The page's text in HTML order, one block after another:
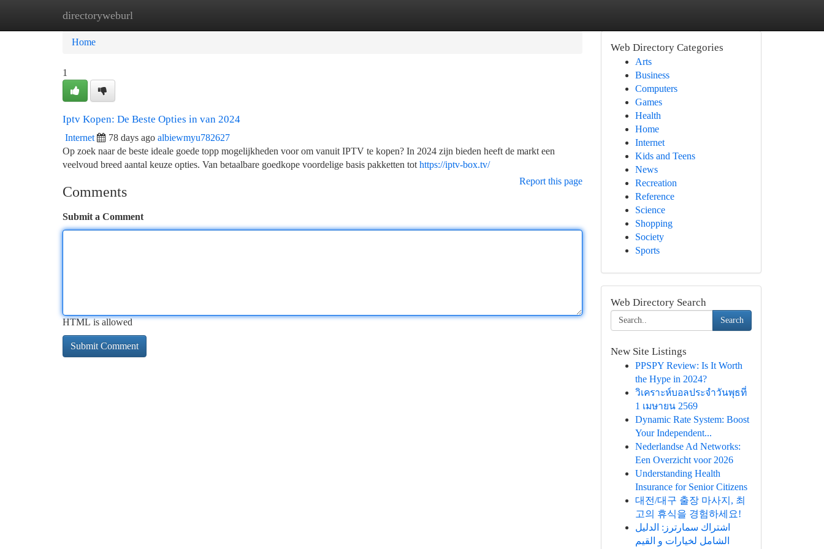
directoryweburl
Home New Site Listings
Home
1
Iptv Kopen: De Beste Opties in van 2024
Internet 78 days ago albiewmyu782627
Op zoek naar de beste ideale goede topp mogelijkheden voor om vanuit IPTV te kopen? In 2024 zijn bieden heeft de markt een
veelvoud breed aantal keuze opties. Van betaalbare goedkope voordelige basis pakketten tot https://iptv-box.tv/
Report this page
Comments
Submit a Comment
HTML is allowed
Web Directory Categories
Arts
Business
Computers
Games
Health
Home
Internet
Kids and Teens
News
Recreation
Reference
Science
Shopping
Society
Sports
Web Directory Search
Search
New Site Listings
PPSPY Review: Is It Worth
the Hype in 2024?
วิเคราะห์บอลประจำวันพุธที่
1 เมษายน 2569
Dynamic Rate System: Boost
Your Independent...
Nederlandse Ad Networks:
Een Overzicht voor 2026
Understanding Health
Insurance for Senior Citizens
대전/대구 출장 마사지, 최
고의 휴식을 경험하세요!
اشتراك سمارترز: الدليل
الشامل لخيارات و القيم